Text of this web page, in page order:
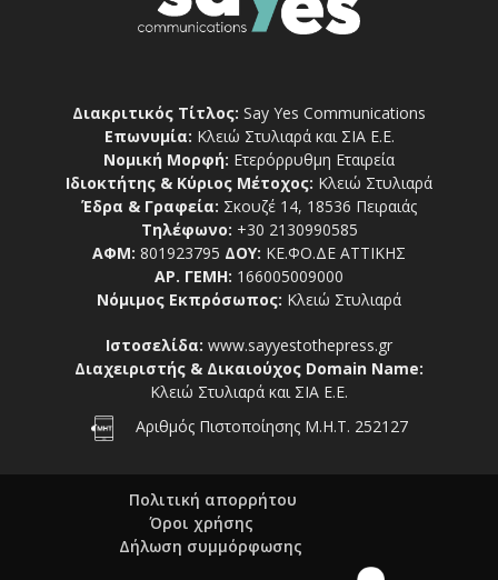
Διακριτικός Τίτλος: Say Yes Communications
Επωνυμία: Κλειώ Στυλιαρά και ΣΙΑ Ε.Ε.
Νομική Μορφή: Ετερόρρυθμη Εταιρεία
Ιδιοκτήτης & Κύριος Μέτοχος: Κλειώ Στυλιαρά
Έδρα & Γραφεία: Σκουζέ 14, 18536 Πειραιάς
Τηλέφωνο: +30 2130990585
ΑΦΜ: 801923795 ΔΟΥ: ΚΕ.ΦΟ.ΔΕ ΑΤΤΙΚΗΣ
ΑΡ. ΓΕΜΗ: 166005009000
Νόμιμος Εκπρόσωπος: Κλειώ Στυλιαρά
Ιστοσελίδα: www.sayyestothepress.gr
Διαχειριστής & Δικαιούχος Domain Name:
Κλειώ Στυλιαρά και ΣΙΑ Ε.Ε.
Αριθμός Πιστοποίησης Μ.Η.Τ. 252127
Πολιτική απορρήτου
Όροι χρήσης
Δήλωση συμμόρφωσης